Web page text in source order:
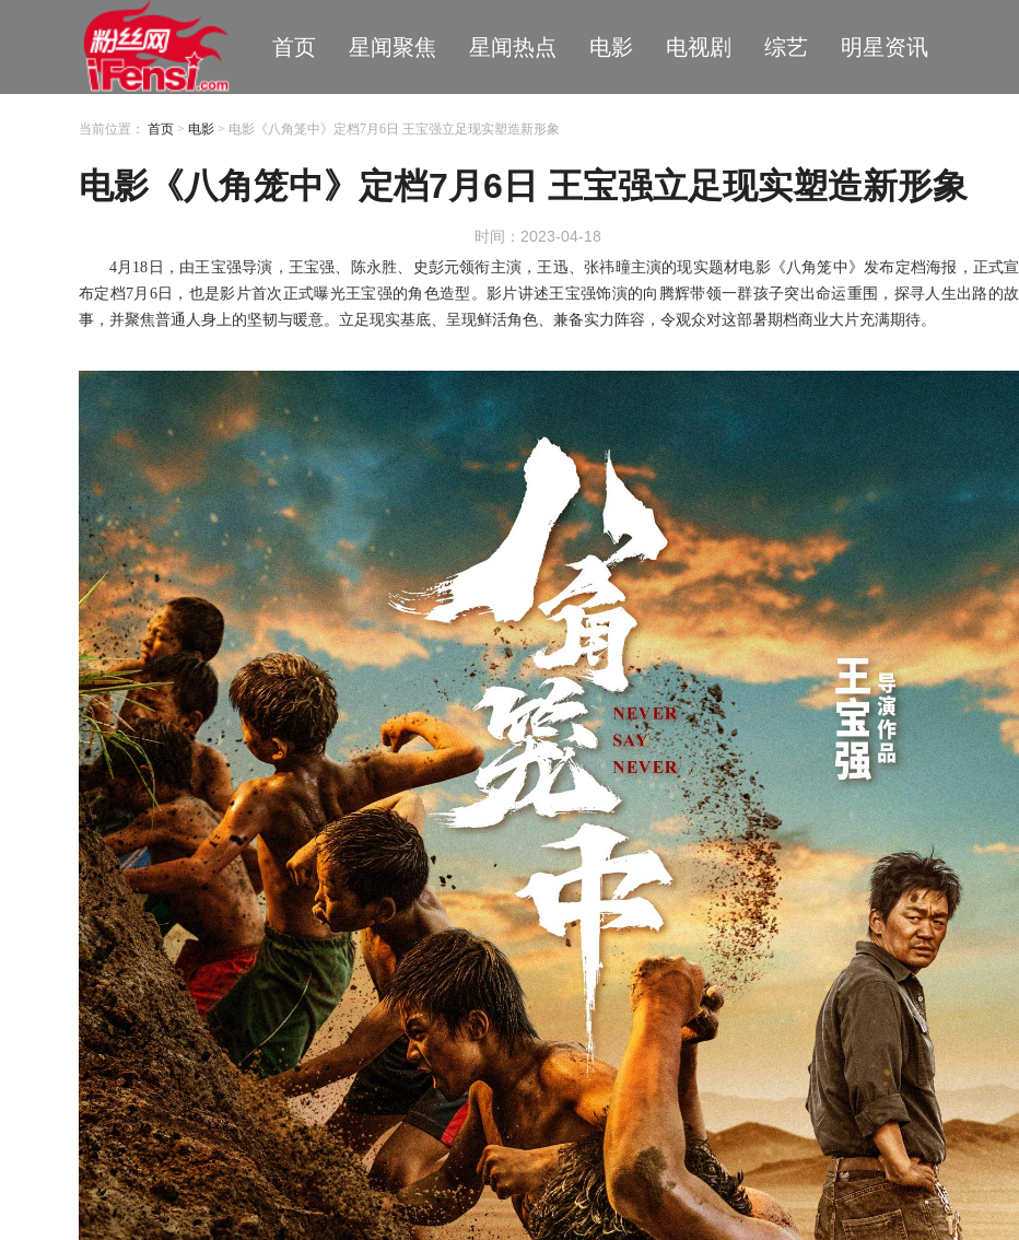
首页 星闻聚焦 星闻热点 电影 电视剧 综艺 明星资讯
当前位置： 首页 > 电影 > 电影《八角笼中》定档7月6日 王宝强立足现实塑造新形象
电影《八角笼中》定档7月6日 王宝强立足现实塑造新形象
时间：2023-04-18
4月18日 ， 由王宝强导演 ， 王宝强、 陈永胜、 史彭元领衔主演 ，王迅、张祎曈主演的现实题材电影《 八角笼中 》发布定档海报 ， 正式宣
布定档7月 6日 ，也是影片首次正式曝光王宝强的角色造型。影片讲述王宝强饰演的向腾辉带领一群孩子突出命运重围，探寻人生出路的故
事，并聚焦普通人身上的坚韧与暖意。 立足现实基底、呈现鲜活角色、兼备实力阵容，令观众对这部暑期档商业大片充满期待。